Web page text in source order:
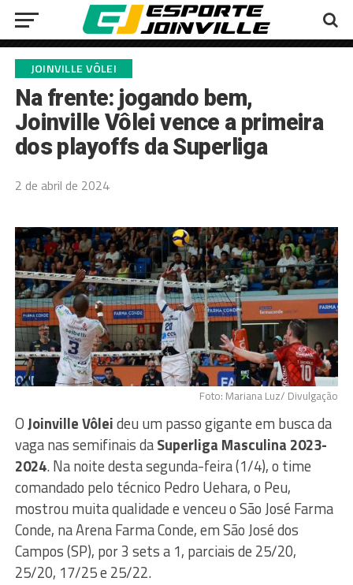
JOINVILLE VÔLEI
Na frente: jogando bem,
Joinville Vôlei vence a primeira
dos playoffs da Superliga
2 de abril de 2024
Foto: Mariana Luz/ Divulgação
OJoinville Vôleideu um passo gigante em busca da
vaga nas semifinais daSuperliga Masculina 2023-
2024. Na noite desta segunda-feira (1/4), o time
comandado pelo técnico Pedro Uehara, o Peu,
mostrou muita qualidade e venceu o São José Farma
Conde, na Arena Farma Conde, em São José dos
Campos (SP), por 3 sets a 1, parciais de 25/20,
25/20, 17/25 e 25/22.